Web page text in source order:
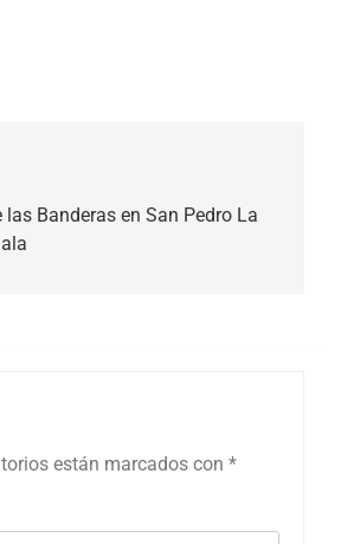
las Banderas en San Pedro La
están marcados con *